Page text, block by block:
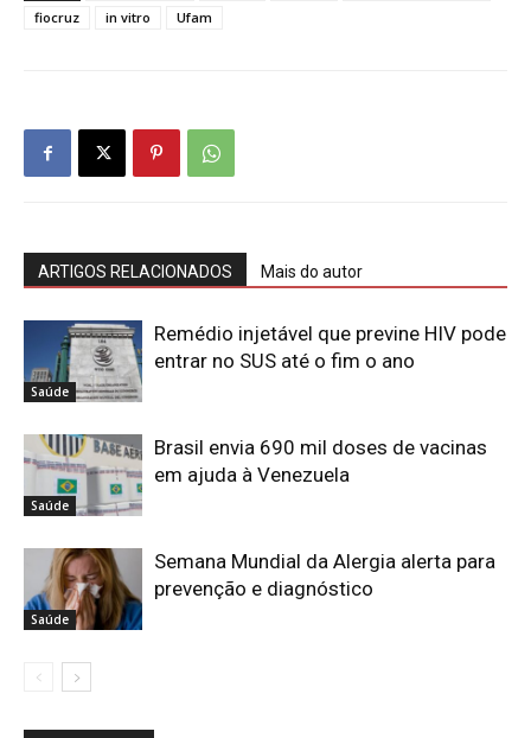
fiocruz
in vitro Ufam
ARTIGOS RELACIONADOS Mais do autor
Saúde
Remédio injetável que previne HIV pode
entrar no SUS até o fim o ano
Saúde
Brasil envia 690 mil doses de vacinas
em ajuda à Venezuela
Saúde
Semana Mundial da Alergia alerta para
prevenção e diagnóstico